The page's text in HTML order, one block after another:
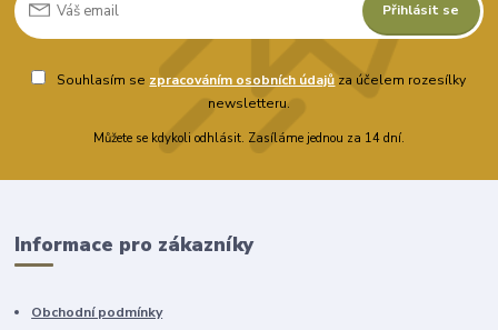
Přihlásit se
Souhlasím se zpracováním osobních údajů za účelem rozesílky
newsletteru.
Můžete se kdykoli odhlásit. Zasíláme jednou za 14 dní.
Informace pro zákazníky
Obchodní podmínky